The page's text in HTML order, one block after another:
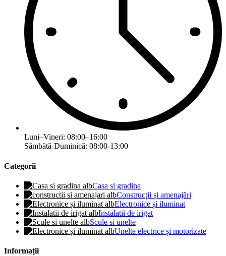
Luni–Vineri: 08:00–16:00
Sâmbătă-Duminică: 08:00-13:00
Categorii
Casa si gradina
Construcții și amenajări
Electronice și iluminat
Instalatii de irigat
Scule si unelte
Unelte electrice și motorizate
Informații